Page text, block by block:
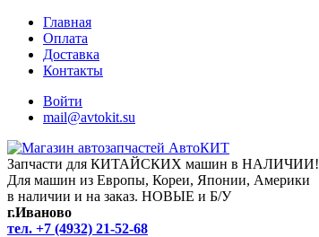
Главная
Оплата
Доставка
Контакты
Войти
mail@avtokit.su
Запчасти для КИТАЙСКИХ машин в НАЛИЧИИ!
Для машин из Европы, Кореи, Японии, Америки
в наличии и на заказ. НОВЫЕ и Б/У
г.Иваново
тел. +7 (4932) 21-52-68